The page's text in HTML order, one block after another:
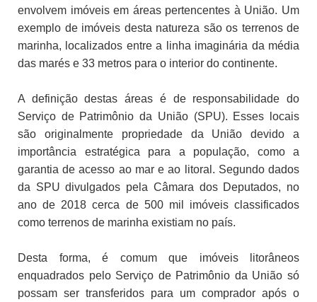
envolvem imóveis em áreas pertencentes à União. Um
exemplo de imóveis desta natureza são os terrenos de
marinha, localizados entre a linha imaginária da média
das marés e 33 metros para o interior do continente.
A definição destas áreas é de responsabilidade do
Serviço de Patrimônio da União (SPU). Esses locais
são originalmente propriedade da União devido a
importância estratégica para a população, como a
garantia de acesso ao mar e ao litoral. Segundo dados
da SPU divulgados pela Câmara dos Deputados, no
ano de 2018 cerca de 500 mil imóveis classificados
como terrenos de marinha existiam no país.
Desta forma, é comum que imóveis litorâneos
enquadrados pelo Serviço de Patrimônio da União só
possam ser transferidos para um comprador após o